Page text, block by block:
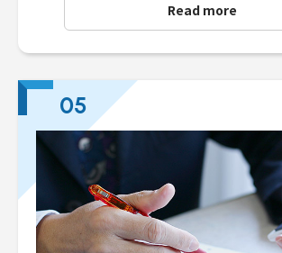
Read more
05